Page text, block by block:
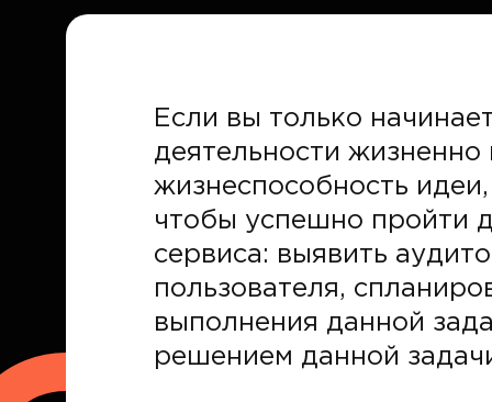
Если вы только
деятельности
жизнеспособность
чтобы успешно пройти
сервиса: выявить
пользователя,
выполнения данной
решением данной